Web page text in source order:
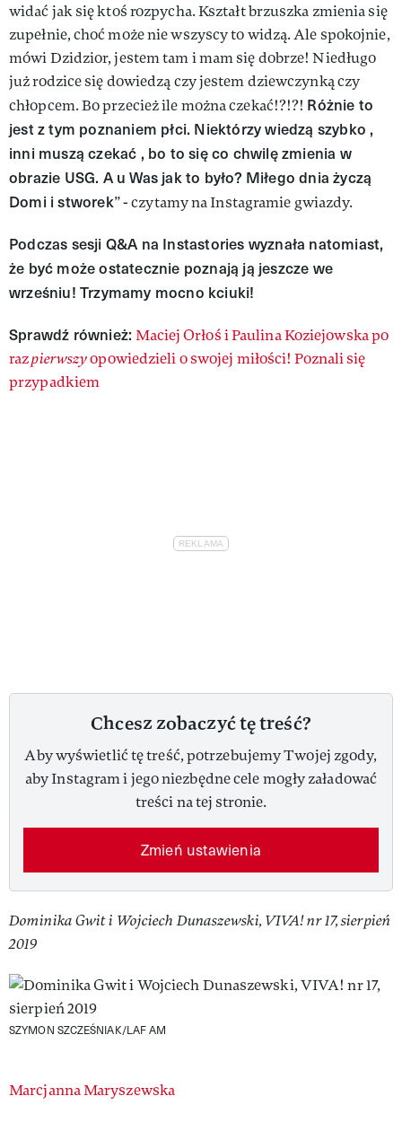
widać jak się ktoś rozpycha. Kształt brzuszka zmienia się
zupełnie, choć może nie wszyscy to widzą. Ale spokojnie,
mówi Dzidzior, jestem tam i mam się dobrze! Niedługo
już rodzice się dowiedzą czy jestem dziewczynką czy
chłopcem. Bo przecież ile można czekać!?!?! Różnie to
jest z tym poznaniem płci. Niektórzy wiedzą szybko ,
inni muszą czekać , bo to się co chwilę zmienia w
obrazie USG. A u Was jak to było? Miłego dnia życzą
Domi i stworek” - czytamy na Instagramie gwiazdy.
Podczas sesji Q&A na Instastories wyznała natomiast,
że być może ostatecznie poznają ją jeszcze we
wrześniu! Trzymamy mocno kciuki!
Sprawdź również:Maciej Orłoś i Paulina Koziejowska po
razpierwszyopowiedzieli o swojej miłości! Poznali się
przypadkiem
Chcesz zobaczyć tę treść?
Aby wyświetlić tę treść, potrzebujemy Twojej zgody,
aby Instagram i jego niezbędne cele mogły załadować
treści na tej stronie.
Zmień ustawienia
Dominika Gwit i Wojciech Dunaszewski, VIVA! nr 17, sierpień
2019
SZYMON SZCZEŚNIAK/LAF AM
Authors
Marcjanna Maryszewska